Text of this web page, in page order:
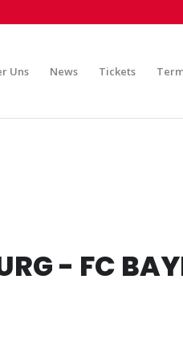
Uns News Tickets
- FC